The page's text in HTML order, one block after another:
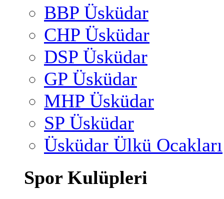
BBP Üsküdar
CHP Üsküdar
DSP Üsküdar
GP Üsküdar
MHP Üsküdar
SP Üsküdar
Üsküdar Ülkü Ocakları
Spor Kulüpleri